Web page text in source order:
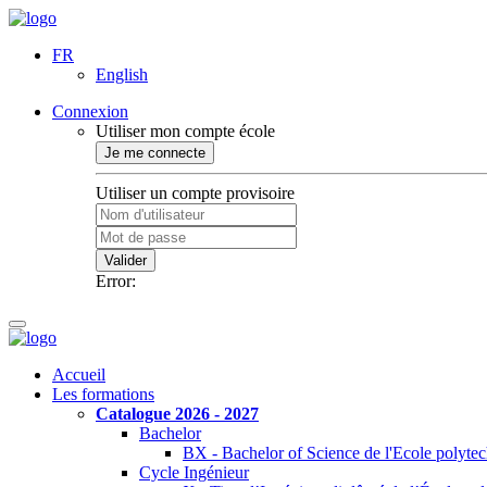
FR
English
Connexion
Utiliser mon compte école
Je me connecte
Utiliser un compte provisoire
Valider
Error:
Accueil
Les formations
Catalogue 2026 - 2027
Bachelor
BX - Bachelor of Science de l'Ecole
Cycle Ingénieur